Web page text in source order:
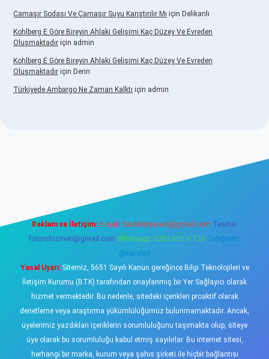
Çamaşır Sodası Ve Çamaşır Suyu Karıştırılır Mı için Delikanlı
Kohlberg E Göre Bireyin Ahlaki Gelişimi Kaç Düzey Ve Evreden
Oluşmaktadır için admin
Kohlberg E Göre Bireyin Ahlaki Gelişimi Kaç Düzey Ve Evreden
Oluşmaktadır için Derin
Türkiyede Ambargo Ne Zaman Kalktı için admin
Reklam ve İletişim: E-mail: backlinkpaneli@gmail.com Teams:
forumhizmeti@gmail.com Whatsapp: 0262 606 0 726 Telegram:
@karabul
Yasal Uyarı:Sitemiz, 5651 Sayılı Kanun gereğince Bilgi Teknolojileri ve
İletişim Kurumu (BTK) tarafından onaylanmış bir Yer Sağlayıcı olarak
hizmet vermektedir. Bu nedenle, sitedeki içerikleri proaktif olarak
denetleme veya araştırma yükümlülüğümüz bulunmamaktadır. Ancak,
üyelerimiz yazdıkları içeriklerin sorumluluğunu taşımakta olup, siteye
üye olarak bu sorumluluğu kabul etmiş sayılırlar. Bu internet sitesi,
herhangi bir marka, kurum veya şahıs şirketi ile hiçbir bağlantısı